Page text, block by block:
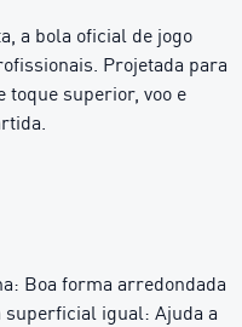
a bola oficial de jogo
Projetada para
toque superior, voo e
Boa forma arredondada
superficial igual: Ajuda a